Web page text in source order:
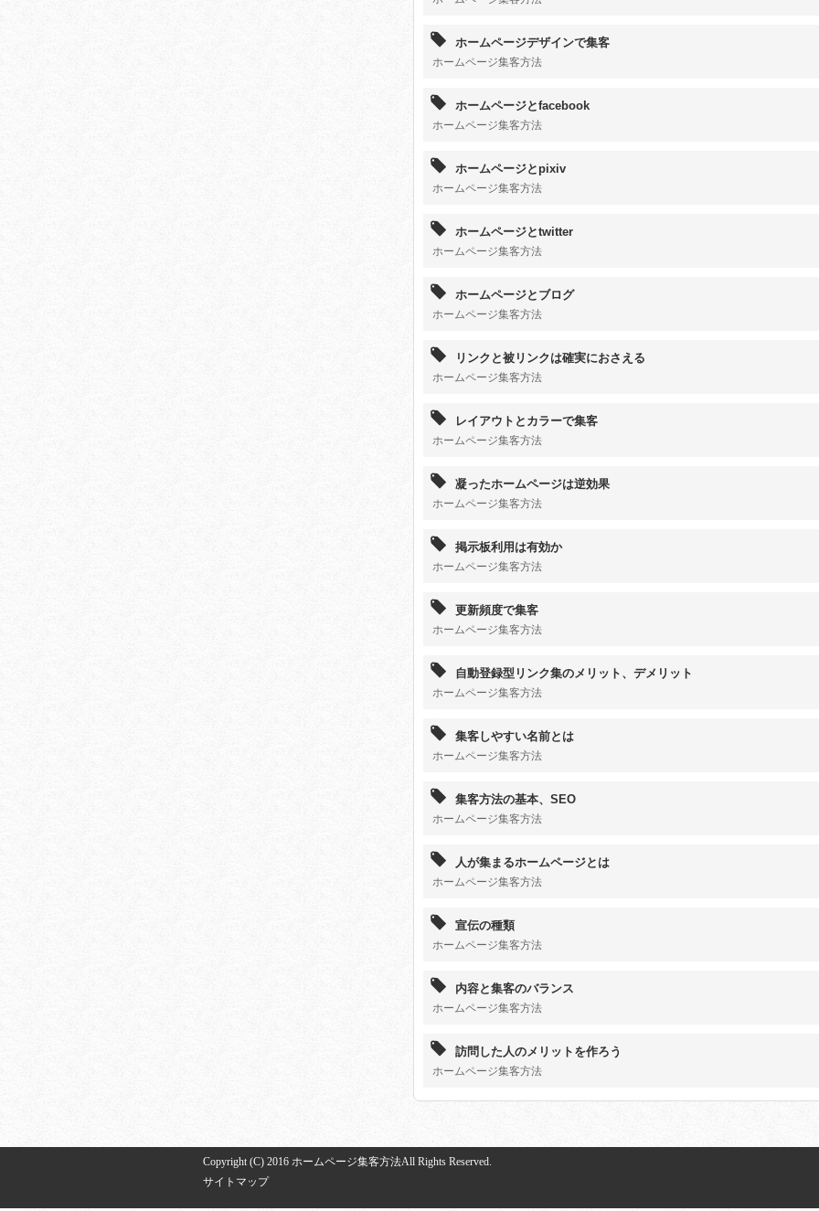
ホームページデザインで集客
ホームページ集客方法
ホームページとfacebook
ホームページ集客方法
ホームページとpixiv
ホームページ集客方法
ホームページとtwitter
ホームページ集客方法
ホームページとブログ
ホームページ集客方法
リンクと被リンクは確実におさえる
ホームページ集客方法
レイアウトとカラーで集客
ホームページ集客方法
凝ったホームページは逆効果
ホームページ集客方法
掲示板利用は有効か
ホームページ集客方法
更新頻度で集客
ホームページ集客方法
自動登録型リンク集のメリット、デメリット
ホームページ集客方法
集客しやすい名前とは
ホームページ集客方法
集客方法の基本、SEO
ホームページ集客方法
人が集まるホームページとは
ホームページ集客方法
宣伝の種類
ホームページ集客方法
内容と集客のバランス
ホームページ集客方法
訪問した人のメリットを作ろう
ホームページ集客方法
Copyright (C) 2016 ホームページ集客方法All Rights Reserved.
サイトマップ